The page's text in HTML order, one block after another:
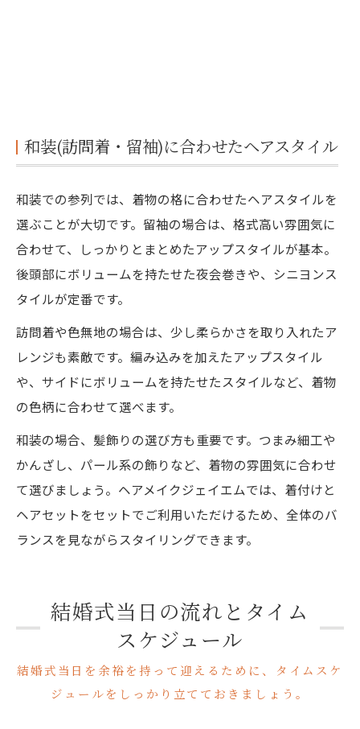
和装(訪問着・留袖)に合わせたヘアスタイル
和装での参列では、着物の格に合わせたヘアスタイルを
選ぶことが大切です。留袖の場合は、格式高い雰囲気に
合わせて、しっかりとまとめたアップスタイルが基本。
後頭部にボリュームを持たせた夜会巻きや、シニヨンス
タイルが定番です。
訪問着や色無地の場合は、少し柔らかさを取り入れたア
レンジも素敵です。編み込みを加えたアップスタイル
や、サイドにボリュームを持たせたスタイルなど、着物
の色柄に合わせて選べます。
和装の場合、髪飾りの選び方も重要です。つまみ細工や
かんざし、パール系の飾りなど、着物の雰囲気に合わせ
て選びましょう。ヘアメイクジェイエムでは、着付けと
ヘアセットをセットでご利用いただけるため、全体のバ
ランスを見ながらスタイリングできます。
結婚式当日の流れとタイム
スケジュール
結婚式当日を余裕を持って迎えるために、タイムスケ
ジュールをしっかり立てておきましょう。